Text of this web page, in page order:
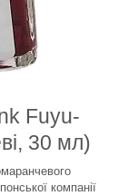
Fuyu-
30 мл)
компанії